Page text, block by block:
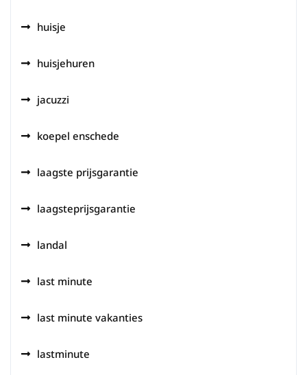
huisje
huisjehuren
jacuzzi
koepel enschede
laagste prijsgarantie
laagsteprijsgarantie
landal
last minute
last minute vakanties
lastminute